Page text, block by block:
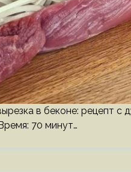
в беконе: рецепт с
70 минут…